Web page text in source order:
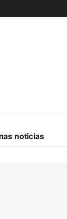
noticias